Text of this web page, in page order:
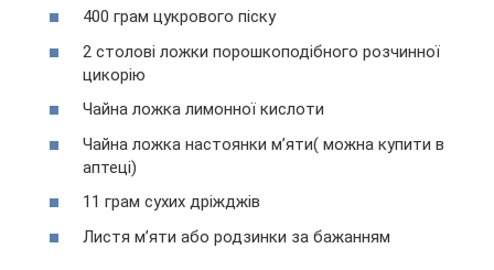
400 грам цукрового піску
2 столові ложки порошкоподібного розчинної
цикорію
Чайна ложка лимонної кислоти
Чайна ложка настоянки м’яти( можна купити в
аптеці)
11 грам сухих дріжджів
Листя м’яти або родзинки за бажанням